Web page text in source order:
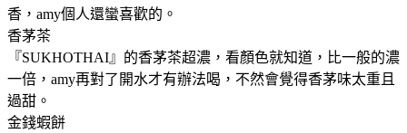
香，amy個人還蠻喜歡的。
香茅茶
『SUKHOTHAI』的香茅茶超濃，看顏色就知道，比一般的濃
一倍，amy再對了開水才有辦法喝，不然會覺得香茅味太重且
過甜。
金錢蝦餅